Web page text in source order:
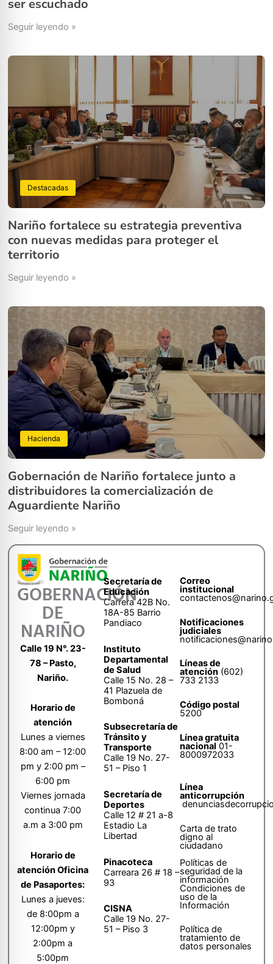
ser escuchado
Seguir leyendo »
Destacadas
Nariño fortalece su estrategia preventiva
con nuevas medidas para proteger el
territorio
Seguir leyendo »
Hacienda
Gobernación de Nariño fortalece junto a
distribuidores la comercialización de
Aguardiente Nariño
Seguir leyendo »
GOBERNACIÓN
DE
NARIÑO
Calle 19 N°. 23-
78 – Pasto,
Nariño.
Horario de
atención
Lunes a viernes
8:00 am – 12:00
pm y 2:00 pm –
6:00 pm
Viernes jornada
continua 7:00
a.m a 3:00 pm
Horario de
atención Oficina
de Pasaportes:
Lunes a jueves:
de 8:00pm a
12:00pm y
2:00pm a
5:00pm
Secretaría de
Educación
Carrera 42B No.
18A-85 Barrio
Pandiaco
Instituto
Departamental
de Salud
Calle 15 No. 28 –
41 Plazuela de
Bomboná
Subsecretaría de
Tránsito y
Transporte
Calle 19 No. 27-
51 – Piso 1
Secretaría de
Deportes
Calle 12 # 21 a-8
Estadio La
Libertad
Pinacoteca
Carreara 26 # 18 –
93
CISNA
Calle 19 No. 27-
51 – Piso 3
Correo
institucional
Notificaciones
judiciales
Líneas de
atención (602)
733 2133
Código postal
5200
Línea gratuita
nacional 01-
8000972033
Línea
anticorrupción
Carta de trato
digno al
ciudadano
Políticas de
seguridad de la
información
Condiciones de
uso de la
Información
Política de
tratamiento de
datos personales